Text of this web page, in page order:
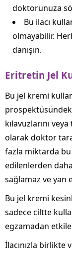
doktorunuza
Bu ilacı
olmayabilir.
danışın.
Eritretin Jel
Bu jel kremi
kılavuzlarını
olarak doktor
fazla miktarda
edilenlerden daha
sağlamaz ve yan
Bu jel kremi
sadece ciltte
egzamadan
İlacınızla birlikte